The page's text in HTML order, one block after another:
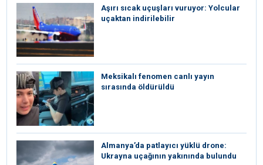
Aşırı sıcak uçuşları vuruyor: Yolcular
uçaktan indirilebilir
Meksikalı fenomen canlı yayın
sırasında öldürüldü
Almanya’da patlayıcı yüklü drone:
Ukrayna uçağının yakınında bulundu